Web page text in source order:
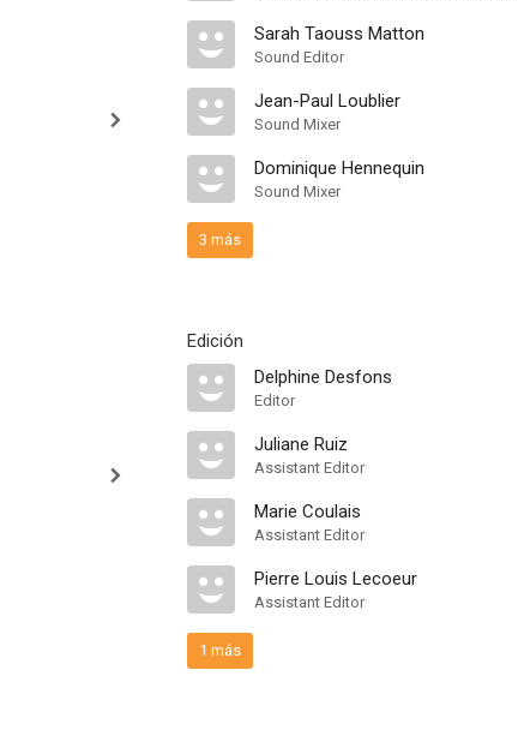
Sarah Taouss Matton
Sound Editor
Jean-Paul Loublier
Sound Mixer
Dominique Hennequin
Sound Mixer
3 más
Edición
Delphine Desfons
Editor
Juliane Ruiz
Assistant Editor
Marie Coulais
Assistant Editor
Pierre Louis Lecoeur
Assistant Editor
1 más